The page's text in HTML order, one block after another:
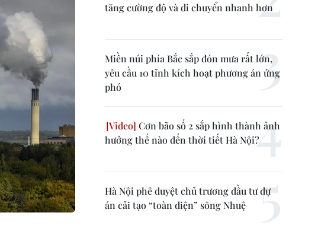
tăng cường độ và di chuyển nhanh hơn
Miền núi phía Bắc sắp đón mưa rất lớn,
yêu cầu 10 tỉnh kích hoạt phương án ứng
phó
Cơn bão số 2 sắp hình thành ảnh
hưởng thế nào đến thời tiết Hà Nội?
Hà Nội phê duyệt chủ trương đầu tư dự
án cải tạo “toàn diện” sông Nhuệ